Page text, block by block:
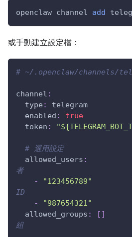
openclaw channel add
或手動建立設定檔：
# ~/.openclaw/channels/
channel :
type :
telegram
enabled :
true
token :
# 選用設定
allowed_users :
者
-
"123456789"
ID
-
"987654321"
allowed_groups : [ ]
組